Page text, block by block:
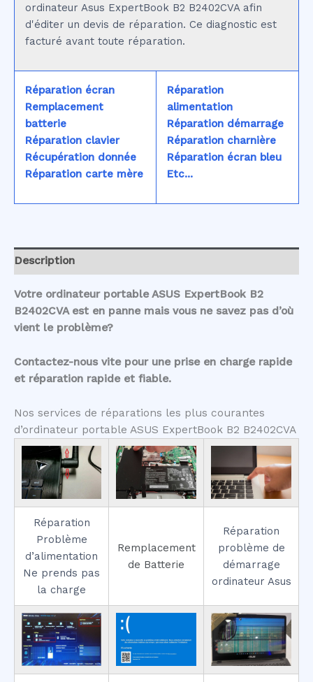
ordinateur Asus ExpertBook B2 B2402CVA afin
d'éditer un devis de réparation. Ce diagnostic est
facturé avant toute réparation.
Réparation écran
Remplacement
batterie
Réparation clavier
Récupération donnée
Réparation carte mère
Réparation
alimentation
Réparation démarrage
Réparation charnière
Réparation écran bleu
Etc...
Description
Votre ordinateur portable ASUS ExpertBook B2
B2402CVA est en panne mais vous ne savez pas d’où
vient le problème?
Contactez-nous vite pour une prise en charge rapide
et réparation rapide et fiable.
Nos services de réparations les plus courantes
d’ordinateur portable ASUS ExpertBook B2 B2402CVA
Réparation
Problème
d’alimentation
Ne prends pas
la charge
Remplacement
de Batterie
Réparation
problème de
démarrage
ordinateur Asus